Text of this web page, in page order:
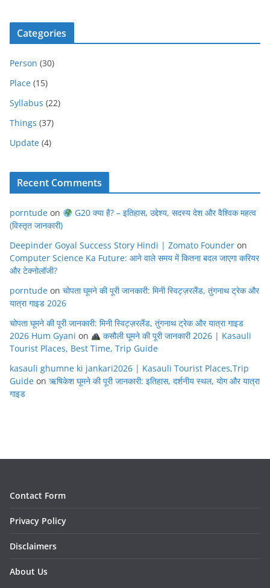
Categories
Person (30)
Place (15)
Syllabus (22)
Things (37)
Update (4)
Recent Comments
porntude on
G20 क्या है? – इतिहास, उद्देश्य, सदस्य देश और वैश्विक महत्व
(विस्तृत जानकारी)
Deepinder Goyal Success Story Hindi | Zomato Founder on
Computer Science Ka Future: आने वाले समय में कितना बदल जाएगा करियर
और टेक्नोलॉजी?
porntude on चोपता घूमने की पूरी जानकारी: मिनी स्विट्ज़रलैंड, तुंगनाथ ट्रेक और
यात्रा गाइड 2026
चोपता घूमने की पूरी जानकारी: मिनी स्विट्ज़रलैंड, तुंगनाथ ट्रेक और यात्रा गाइड
2026 Hum Gyani on
कसौली घूमने की पूरी जानकारी 2026 | Kasauli
Tourist Places, Best Time, Trip Guide
kasauli ghumne ki jankari2026 | Kasauli Tourist Places,Trip
Guide on ऋषिकेश घूमने की पूरी जानकारी: इतिहास, दर्शनीय स्थल, योग और यात्रा
गाइड
Contact Form
Privacy Policy
Disclaimers
About Us